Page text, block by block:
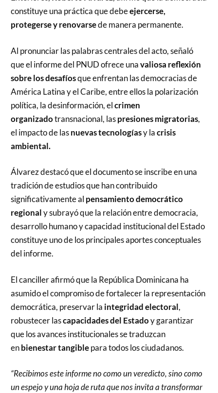
constituye una práctica que debeejercerse,
protegerse y renovarsede manera permanente.
Al pronunciar las palabras centrales del acto, señaló
que el informe del PNUD ofrece unavaliosa reflexión
sobre los desafíosque enfrentan las democracias de
América Latina y el Caribe, entre ellos la polarización
política, la desinformación, elcrimen
organizadotransnacional, laspresiones migratorias,
el impacto de lasnuevas tecnologíasy lacrisis
ambiental.
Álvarez destacó que el documento se inscribe en una
tradición de estudios que han contribuido
significativamente al pensamiento democrático
regionaly subrayó que la relación entre democracia,
desarrollo humano y capacidad institucional del Estado
constituye uno de los principales aportes conceptuales
del informe.
El canciller afirmó que la República Dominicana ha
asumido el compromiso de fortalecer la representación
democrática, preservar la integridad electoral,
robustecer lascapacidades del Estadoy garantizar
que los avances institucionales se traduzcan
enbienestar tangiblepara todos los ciudadanos.
“Recibimos este informe no como un veredicto, sino como
un espejo y una hoja de ruta que nos invita a transformar